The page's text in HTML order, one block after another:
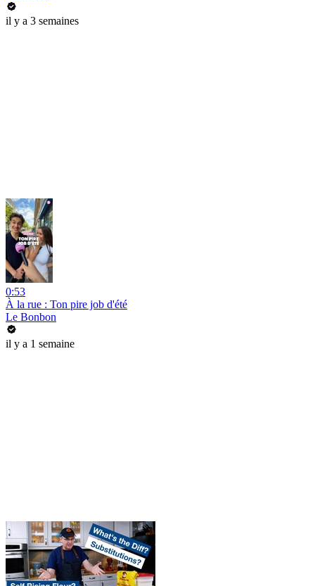
il y a 3 semaines
0:53
À la rue : Ton pire job d'été
Le Bonbon
il y a 1 semaine